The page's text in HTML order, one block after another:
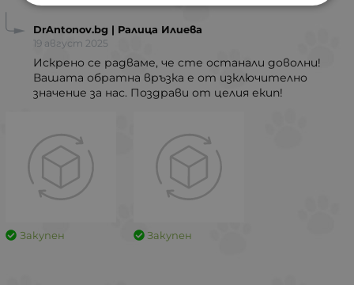
DrAntonov.bg | Ралица Илиева
19 август 2025
Искрено се радваме, че сте останали доволни!
Вашата обратна връзка е от изключително
значение за нас. Поздрави от целия екип!
Закупен Закупен